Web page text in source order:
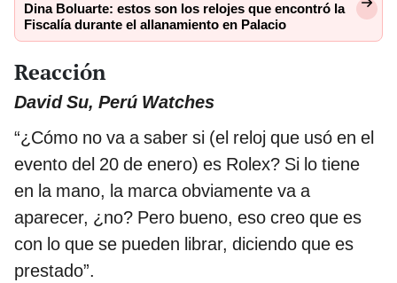
Dina Boluarte: estos son los relojes que encontró la
Fiscalía durante el allanamiento en Palacio
Reacción
David Su, Perú Watches
“¿Cómo no va a saber si (el reloj que usó en el
evento del 20 de enero) es Rolex? Si lo tiene
en la mano, la marca obviamente va a
aparecer, ¿no? Pero bueno, eso creo que es
con lo que se pueden librar, diciendo que es
prestado”.